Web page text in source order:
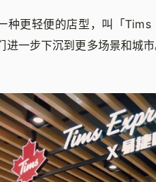
种更轻便的店型，叫「
一步下沉到更多场景和城市